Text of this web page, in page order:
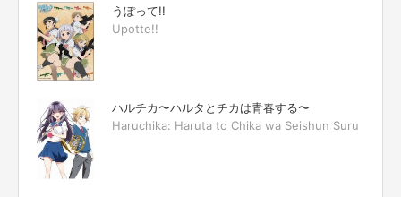
うぽって!!
Upotte!!
ハルチカ〜ハルタとチカは青春する〜
Haruchika: Haruta to Chika wa Seishun Suru